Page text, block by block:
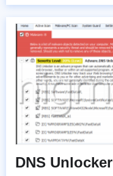
DNS Unlocker